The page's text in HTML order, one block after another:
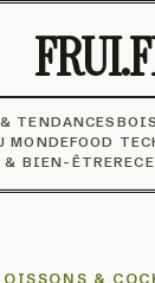
TENDANCES
MONDEFOOD
BIEN-ÊTRE
&